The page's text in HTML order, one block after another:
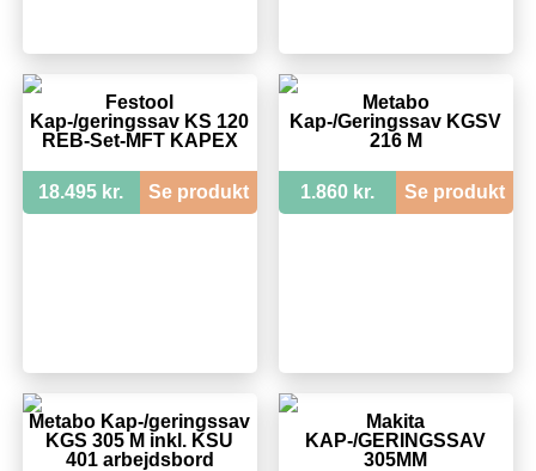
Festool
Kap-/geringssav KS 120
REB-Set-MFT KAPEX
18.495 kr. Se produkt
Metabo
Kap-/Geringssav KGSV
216 M
1.860 kr. Se produkt
Metabo Kap-/geringssav
KGS 305 M inkl. KSU
401 arbejdsbord
Makita
KAP-/GERINGSSAV
305MM